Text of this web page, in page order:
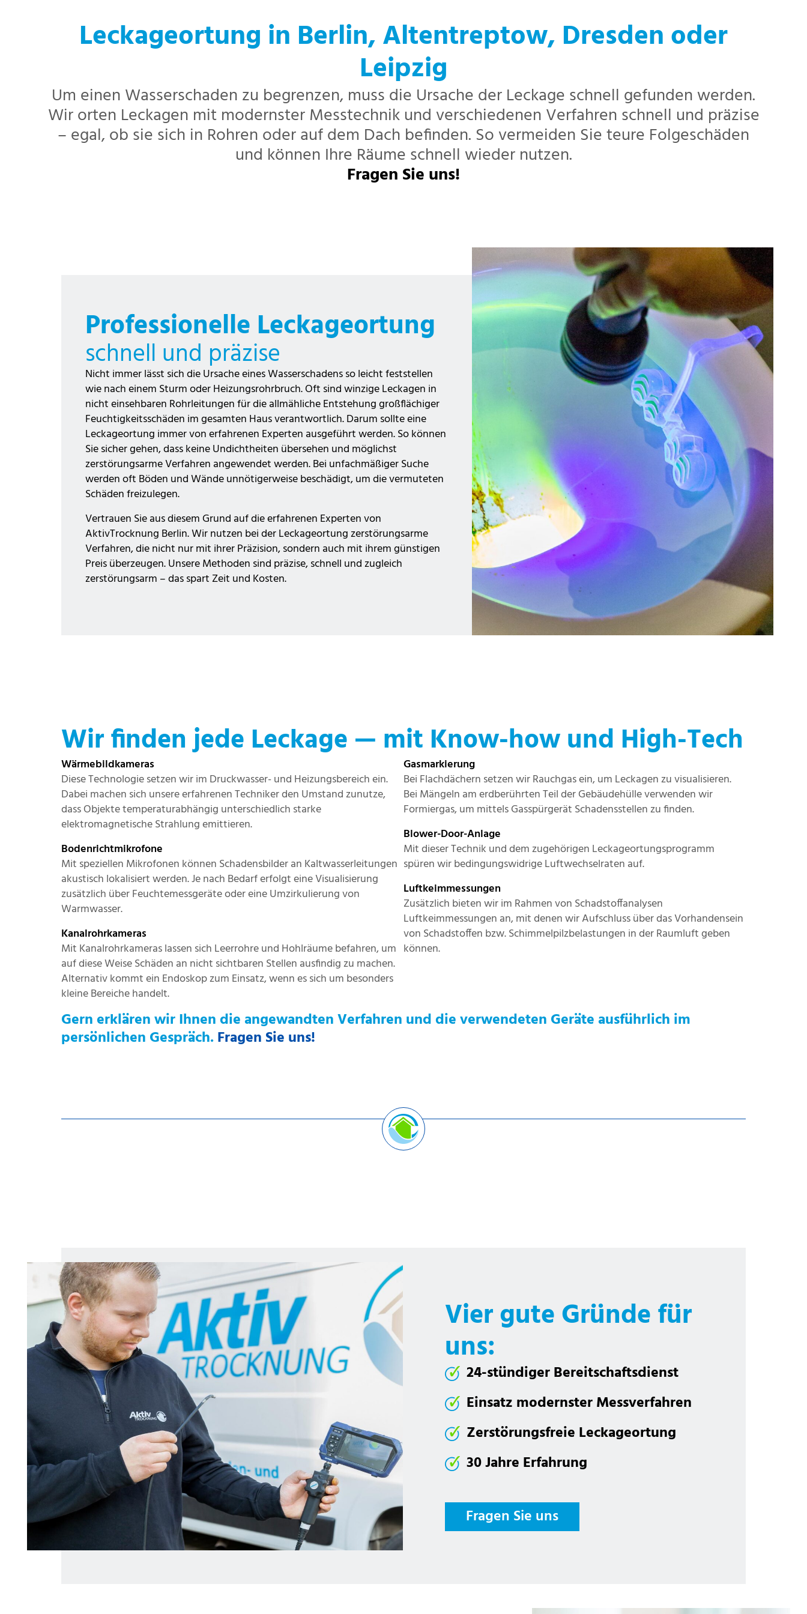
Leckageortung in Berlin, Altentreptow, Dresden oder
Leipzig
Um einen Wasserschaden zu begrenzen, muss die Ursache der Leckage schnell gefunden werden.
Wir orten Leckagen mit modernster Messtechnik und verschiedenen Verfahren schnell und präzise
– egal, ob sie sich in Rohren oder auf dem Dach befinden. So vermeiden Sie teure Folgeschäden
und können Ihre Räume schnell wieder nutzen.
Fragen Sie uns!
Professionelle Leckageortung
schnell und präzise
Nicht immer lässt sich die Ursache eines Wasserschadens so leicht feststellen
wie nach einem Sturm oder Heizungsrohrbruch. Oft sind winzige Leckagen in
nicht einsehbaren Rohrleitungen für die allmähliche Entstehung großflächiger
Feuchtigkeitsschäden im gesamten Haus verantwortlich. Darum sollte eine
Leckageortung immer von erfahrenen Experten ausgeführt werden. So können
Sie sicher gehen, dass keine Undichtheiten übersehen und möglichst
zerstörungsarme Verfahren angewendet werden. Bei unfachmäßiger Suche
werden oft Böden und Wände unnötigerweise beschädigt, um die vermuteten
Schäden freizulegen.
Vertrauen Sie aus diesem Grund auf die erfahrenen Experten von
AktivTrocknung Berlin. Wir nutzen bei der Leckageortung zerstörungsarme
Verfahren, die nicht nur mit ihrer Präzision, sondern auch mit ihrem günstigen
Preis überzeugen. Unsere Methoden sind präzise, schnell und zugleich
zerstörungsarm – das spart Zeit und Kosten.
Wir finden jede Leckage — mit Know-how und High-Tech
Wärmebildkameras
Diese Technologie setzen wir im Druckwasser- und Heizungsbereich ein.
Dabei machen sich unsere erfahrenen Techniker den Umstand zunutze,
dass Objekte temperaturabhängig unterschiedlich starke
elektromagnetische Strahlung emittieren.
Bodenrichtmikrofone
Mit speziellen Mikrofonen können Schadensbilder an Kaltwasserleitungen
akustisch lokalisiert werden. Je nach Bedarf erfolgt eine Visualisierung
zusätzlich über Feuchtemessgeräte oder eine Umzirkulierung von
Warmwasser.
Kanalrohrkameras
Mit Kanalrohrkameras lassen sich Leerrohre und Hohlräume befahren, um
auf diese Weise Schäden an nicht sichtbaren Stellen ausfindig zu machen.
Alternativ kommt ein Endoskop zum Einsatz, wenn es sich um besonders
kleine Bereiche handelt.
Gasmarkierung
Bei Flachdächern setzen wir Rauchgas ein, um Leckagen zu visualisieren.
Bei Mängeln am erdberührten Teil der Gebäudehülle verwenden wir
Formiergas, um mittels Gasspürgerät Schadensstellen zu finden.
Blower-Door-Anlage
Mit dieser Technik und dem zugehörigen Leckageortungsprogramm
spüren wir bedingungswidrige Luftwechselraten auf.
Luftkeimmessungen
Zusätzlich bieten wir im Rahmen von Schadstoffanalysen
Luftkeimmessungen an, mit denen wir Aufschluss über das Vorhandensein
von Schadstoffen bzw. Schimmelpilzbelastungen in der Raumluft geben
können.
Gern erklären wir Ihnen die angewandten Verfahren und die verwendeten Geräte ausführlich im
persönlichen Gespräch.Fragen Sie uns!
Vier gute Gründe für
uns:
24-stündiger Bereitschaftsdienst
Einsatz modernster Messverfahren
Zerstörungsfreie Leckageortung
30 Jahre Erfahrung
Fragen Sie uns